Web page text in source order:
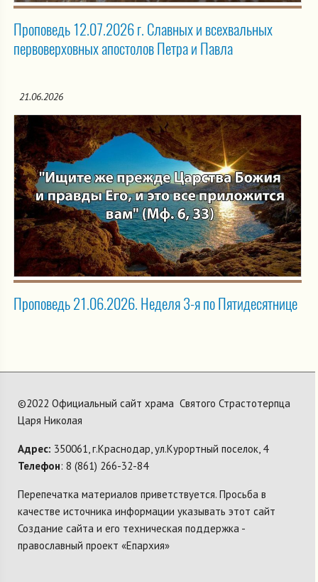
Проповедь 12.07.2026 г. Славных и всехвальных
первоверховных апостолов Петра и Павла
21.06.2026
Проповедь 21.06.2026. Неделя 3-я по Пятидесятнице
©2022 Официальный сайт храма Святого Страстотерпца
Царя Николая
Адрес: 350061, г.Краснодар, ул.Курортный поселок, 4
Телефон: 8 (861) 266-32-84
Перепечатка материалов приветствуется. Просьба в
качестве источника информации указывать этот сайт
Создание сайта и его техническая поддержка -
православный проект «Епархия»